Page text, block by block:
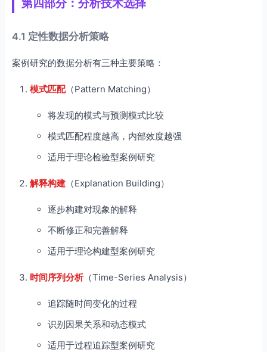
第四部分：分析技术选择
4.1 定性数据分析策略
案例研究的数据分析有三种主要策略：
模式匹配（Pattern Matching）
将发现的模式与预测模式比较
模式匹配程度越高，内部效度越强
适用于理论检验型案例研究
解释构建 （Explanation Building）
逐步构建对现象的解释
不断修正和完善解释
适用于理论构建型案例研究
时间序列分析（Time-Series Analysis）
追踪随时间变化的过程
识别因果关系和动态模式
适用于过程追踪型案例研究